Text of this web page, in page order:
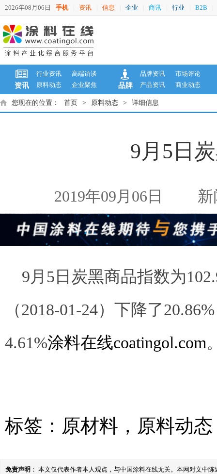
2026年08月06日 手机 资讯 信息 企业 商讯 行业 B2B
资讯
行业资讯
高端访谈
原料动态
企业聚焦 品牌
品牌资讯
市场评论
产品资讯
商业动态
您现在的位置： 首页 > 原料动态 > 详细信息
9月5日
2019年09月06日 新
9月5日炭黑商品指数为
（2018-01-24）下降了
4.61%涂料在线coatingol.com
标签： 原材料 ， 原料动态
免责声明 ： 本文仅代表作者本人观点，与中国涂料在线无关。本网对文中